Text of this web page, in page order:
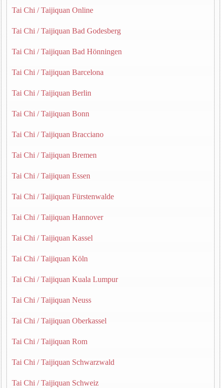
Tai Chi / Taijiquan Online
Tai Chi / Taijiquan Bad Godesberg
Tai Chi / Taijiquan Bad Hönningen
Tai Chi / Taijiquan Barcelona
Tai Chi / Taijiquan Berlin
Tai Chi / Taijiquan Bonn
Tai Chi / Taijiquan Bracciano
Tai Chi / Taijiquan Bremen
Tai Chi / Taijiquan Essen
Tai Chi / Taijiquan Fürstenwalde
Tai Chi / Taijiquan Hannover
Tai Chi / Taijiquan Kassel
Tai Chi / Taijiquan Köln
Tai Chi / Taijiquan Kuala Lumpur
Tai Chi / Taijiquan Neuss
Tai Chi / Taijiquan Oberkassel
Tai Chi / Taijiquan Rom
Tai Chi / Taijiquan Schwarzwald
Tai Chi / Taijiquan Schweiz